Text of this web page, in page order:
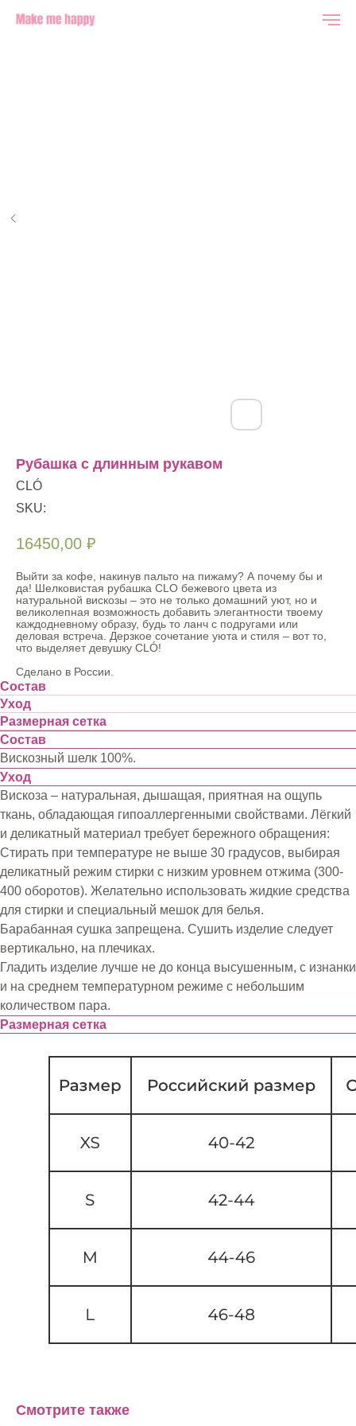
Рубашка с длинным рукавом
CLÓ
SKU:
16450,00 ₽
Выйти за кофе, накинув пальто на пижаму? А почему бы и
да! Шелковистая рубашка CLO бежевого цвета из
натуральной вискозы – это не только домашний уют, но и
великолепная возможность добавить элегантности твоему
каждодневному образу, будь то ланч с подругами или
деловая встреча. Дерзкое сочетание уюта и стиля – вот то,
что выделяет девушку CLÓ!
Сделано в России.
Состав
Уход
Размерная сетка
Состав
Вискозный шелк 100%.
Уход
Вискоза – натуральная, дышащая, приятная на ощупь
ткань, обладающая гипоаллергенными свойствами. Лёгкий
и деликатный материал требует бережного обращения:
Стирать при температуре не выше 30 градусов, выбирая
деликатный режим стирки с низким уровнем отжима (300-
400 оборотов). Желательно использовать жидкие средства
для стирки и специальный мешок для белья.
Барабанная сушка запрещена. Сушить изделие следует
вертикально, на плечиках.
Гладить изделие лучше не до конца высушенным, с изнанки
и на среднем температурном режиме с небольшим
количеством пара.
Размерная сетка
Смотрите также